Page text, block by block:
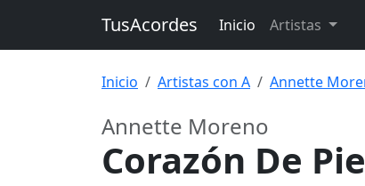
TusAcordes Inicio Artistas
Inicio Artistas con A Annette
Annette Moreno
Corazón De